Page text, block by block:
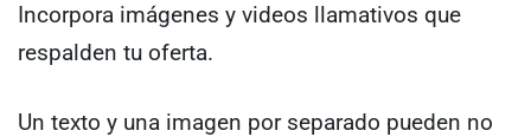
Incorpora imágenes y videos llamativos que
respalden tu oferta.
Un texto y una imagen por separado pueden no